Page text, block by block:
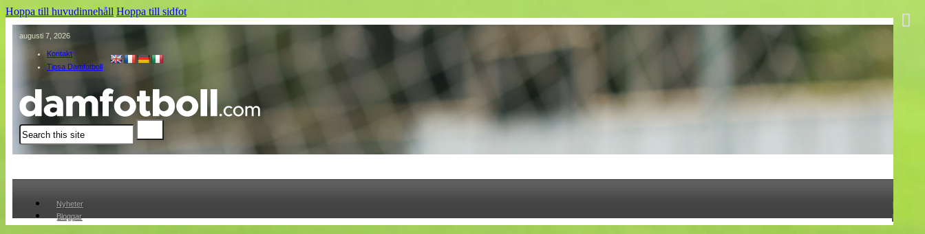
Hoppa till huvudinnehåll Hoppa till sidfot
augusti 7, 2026
Kontakt
Tipsa Damfotboll
Sök
Nyheter
Bloggar